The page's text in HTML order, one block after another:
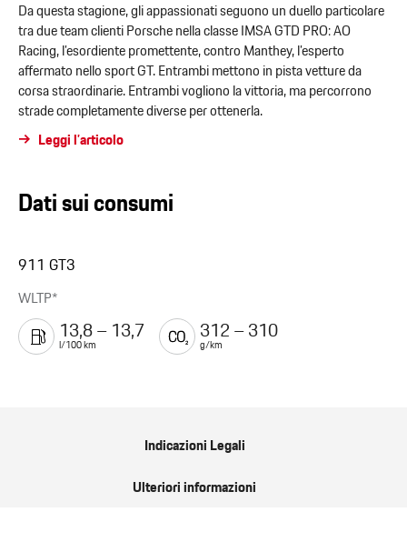
Da questa stagione, gli appassionati seguono un duello particolare
tra due team clienti Porsche nella classe IMSA GTD PRO: AO
Racing, l’esordiente promettente, contro Manthey, l’esperto
affermato nello sport GT. Entrambi mettono in pista vetture da
corsa straordinarie. Entrambi vogliono la vittoria, ma percorrono
strade completamente diverse per ottenerla.
Leggi l’articolo
Dati sui consumi
911 GT3
WLTP*
13,8 – 13,7
l/100 km
312 – 310
g/km
Indicazioni Legali
Ulteriori informazioni